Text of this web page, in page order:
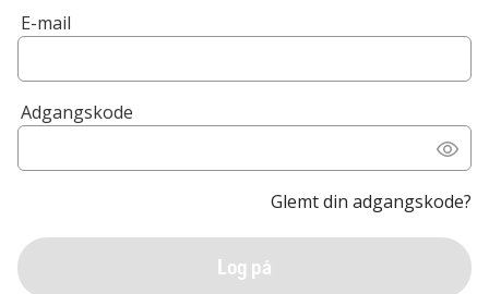
E-mail
Adgangskode
Glemt din adgangskode?
Log på